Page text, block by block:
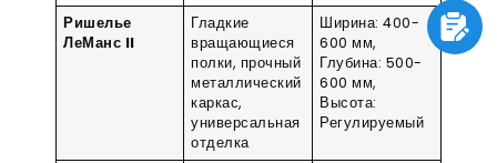
Ришелье
ЛеМанс II
Гладкие
вращающиеся
полки, прочный
металлический
каркас,
универсальная
отделка
Ширина: 400-
600 мм,
Глубина: 500-
600 мм,
Высота:
Регулируемый